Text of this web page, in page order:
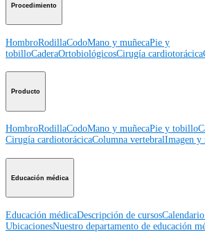
Procedimiento
HombroRodillaCodoMano y muñecaPie y
tobilloCaderaOrtobiológicosCirugía cardiotorácica
Producto
HombroRodillaCodoMano y muñecaPie y tobillo
Cirugía cardiotorácicaColumna vertebralImagen y
Educación médica
Educación médicaDescripción de cursos
UbicacionesNuestro departamento de educación